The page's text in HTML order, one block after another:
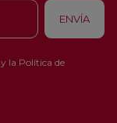
y la Política de